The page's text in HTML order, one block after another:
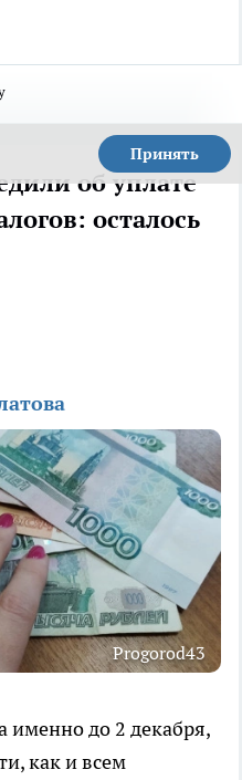
Принять
об уплате
осталось
Progorod43
именно до 2 декабря,
как и всем